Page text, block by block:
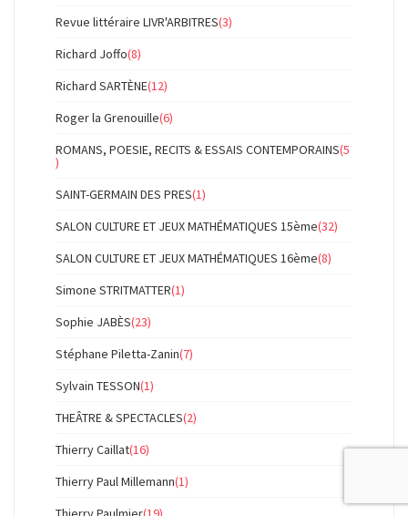
Revue littéraire LIVR'ARBITRES(3)
Richard Joffo(8)
Richard SARTÈNE(12)
Roger la Grenouille(6)
ROMANS, POESIE, RECITS & ESSAIS CONTEMPORAINS(5
)
SAINT-GERMAIN DES PRES(1)
SALON CULTURE ET JEUX MATHÉMATIQUES 15ème(32)
SALON CULTURE ET JEUX MATHÉMATIQUES 16ème(8)
Simone STRITMATTER(1)
Sophie JABÈS(23)
Stéphane Piletta-Zanin(7)
Sylvain TESSON(1)
THEÂTRE & SPECTACLES(2)
Thierry Caillat(16)
Thierry Paul Millemann(1)